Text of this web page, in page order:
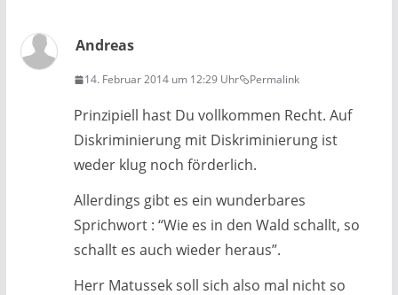
Andreas
14. Februar 2014 um 12:29 Uhr Permalink
Prinzipiell hast Du vollkommen Recht. Auf
Diskriminierung mit Diskriminierung ist
weder klug noch förderlich.
Allerdings gibt es ein wunderbares
Sprichwort : “Wie es in den Wald schallt, so
schallt es auch wieder heraus”.
Herr Matussek soll sich also mal nicht so